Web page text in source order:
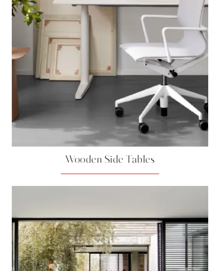
Wooden Side Tables